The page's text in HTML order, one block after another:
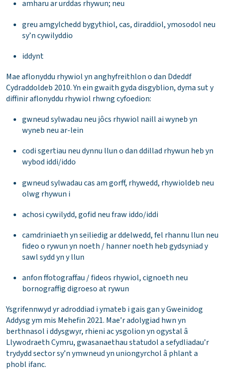
amharu ar urddas rhywun; neu
greu amgylchedd bygythiol, cas, diraddiol, ymosodol neu
sy’n cywilyddio
iddynt
Mae aflonyddu rhywiol yn anghyfreithlon o dan Ddeddf
Cydraddoldeb 2010. Yn ein gwaith gyda disgyblion, dyma sut y
diffinir aflonyddu rhywiol rhwng cyfoedion:
gwneud sylwadau neu jôcs rhywiol naill ai wyneb yn
wyneb neu ar-lein
codi sgertiau neu dynnu llun o dan ddillad rhywun heb yn
wybod iddi/iddo
gwneud sylwadau cas am gorff, rhywedd, rhywioldeb neu
olwg rhywun i
achosi cywilydd, gofid neu fraw iddo/iddi
camdriniaeth yn seiliedig ar ddelwedd, fel rhannu llun neu
fideo o rywun yn noeth / hanner noeth heb gydsyniad y
sawl sydd yn y llun
anfon ffotograffau / fideos rhywiol, cignoeth neu
bornograffig digroeso at rywun
Ysgrifennwyd yr adroddiad i ymateb i gais gan y Gweinidog
Addysg ym mis Mehefin 2021. Mae’r adolygiad hwn yn
berthnasol i ddysgwyr, rhieni ac ysgolion yn ogystal â
Llywodraeth Cymru, gwasanaethau statudol a sefydliadau’r
trydydd sector sy’n ymwneud yn uniongyrchol â phlant a
phobl ifanc.